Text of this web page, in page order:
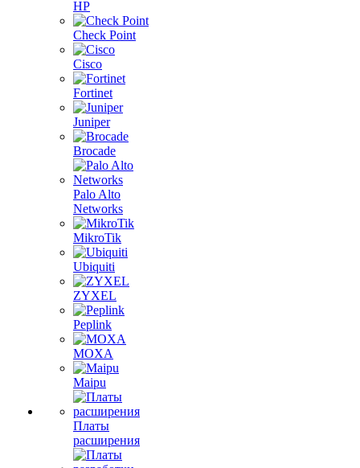
HP
Check Point
Cisco
Fortinet
Juniper
Brocade
Palo Alto
Networks
MikroTik
Ubiquiti
ZYXEL
Peplink
MOXA
Maipu
Платы
расширения